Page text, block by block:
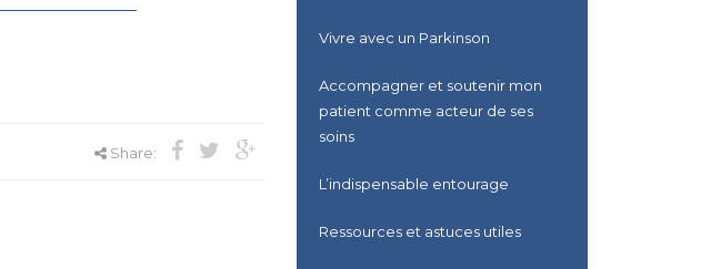
Share:
Vivre avec un Parkinson
Accompagner et soutenir mon
patient comme acteur de ses
soins
L’indispensable entourage
Ressources et astuces utiles